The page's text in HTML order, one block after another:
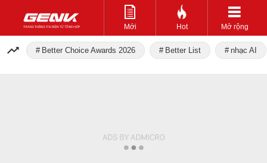
Mới Hot Mở rộng
Better Choice Awards 2026 Better List nhạc AI